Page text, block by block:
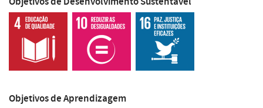
Objetivos de Aprendizagem